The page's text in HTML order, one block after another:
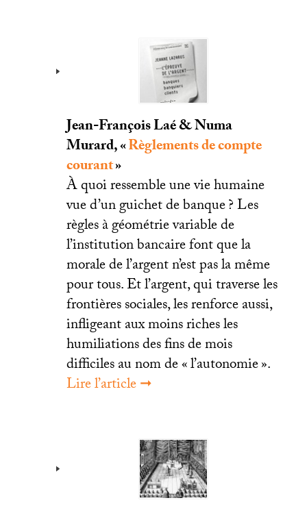
Jean-François Laé & Numa
Murard, «Règlements de compte
courant»
À quoi ressemble une vie humaine
vue d’un guichet de banque? Les
règles à géométrie variable de
l’institution bancaire font que la
morale de l’argent n’est pas la même
pour tous. Et l’argent, qui traverse les
frontières sociales, les renforce aussi,
infligeant aux moins riches les
humiliations des fins de mois
difficiles au nom de «l’autonomie».
Lire l’article ➞